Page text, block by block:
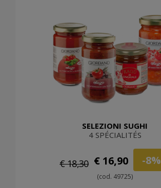
SELEZIONI SUGHI
4 SPÉCIALITÉS
€ 18,30 € 16,90 -8%
(cod. 49725)